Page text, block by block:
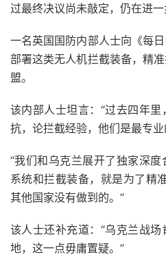
过最终决议尚未敲定，仍在进一
一名英国国防内部人士向《每
部署这类无人机拦截装备，精
盟。
该内部人士坦言：“过去四年
抗，论拦截经验，他们是最专业
“我们和乌克兰展开了独家深
系统和拦截装备，就是为了精
其他国家没有做到的。”
该人士还补充道：“乌克兰战
地，这一点毋庸置疑。”